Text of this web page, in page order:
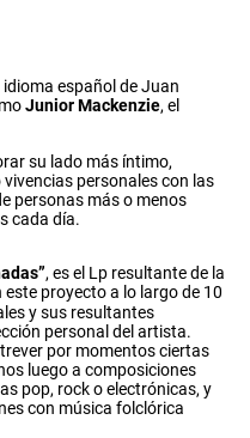
español de Juan
Junior Mackenzie, el
su lado más íntimo,
personales con las
personas más o menos
cada día.
, es el Lp resultante de la
proyecto a lo largo de 10
y sus resultantes
personal del artista.
por momentos ciertas
luego a composiciones
pop, rock o electrónicas, y
con música folclórica